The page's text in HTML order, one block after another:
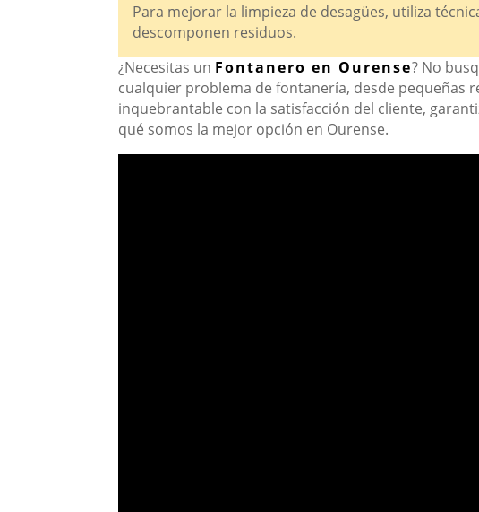
Para mejorar la limpieza de desagües, utiliza
descomponen residuos.
¿Necesitas un Fontanero en Ourense? No
cualquier problema de fontanería, desde pequeñas
inquebrantable con la satisfacción del cliente,
qué somos la mejor opción en Ourense.